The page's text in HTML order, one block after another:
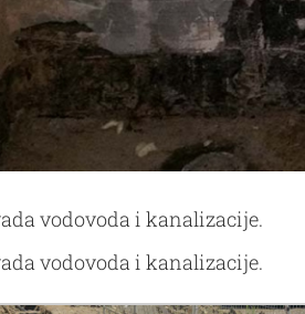
vodovoda i kanalizacije.
vodovoda i kanalizacije.